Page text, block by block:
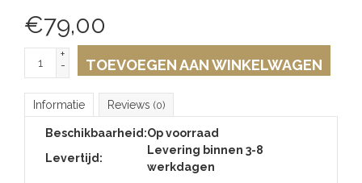
€79,00
+
-
TOEVOEGEN AAN WINKELWAGEN
Informatie Reviews (0)
Beschikbaarheid:Op voorraad
Levertijd:
Levering binnen 3-8
werkdagen